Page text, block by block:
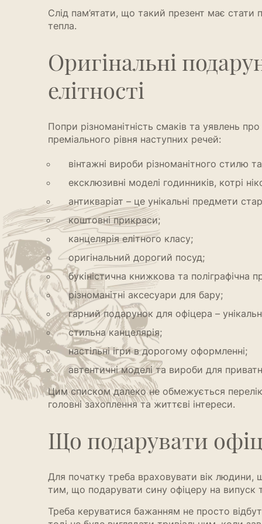
Слід пам’ятати, що такий презент має стати
тепла.
Оригінальні
елітності
Попри різноманітність смаків та уявлень
преміального рівня наступних речей:
вінтажні вироби різноманітного стилю
ексклюзивні моделі годинників, котрі
антикваріат – це унікальні предмети
коштовні прикраси;
канцелярія елітного класу;
оригінальний дорогий посуд;
букіністична книжкова та поліграфічна
різноманітні аксесуари для бару;
гарний подарунок для офіцера –
стильна канцелярія;
настільні ігри в дорогому оформленні;
автентичні моделі та вироби для
Цим списком далеко не обмежується перелік
головні захоплення та життєві інтереси.
Що подарувати
Для початку треба враховувати вік
тим, що подарувати сину офіцеру на випуск
Треба керуватися бажанням не просто